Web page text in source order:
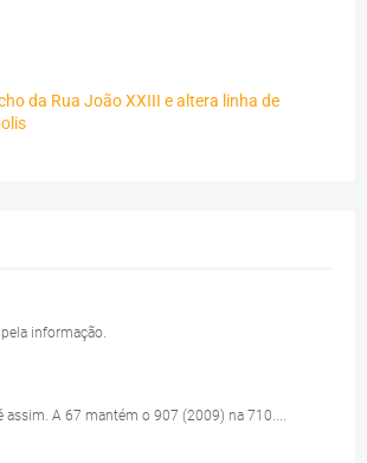
da Rua João XXIII e altera linha de
informação.
assim. A 67 mantém o 907 (2009) na 710....